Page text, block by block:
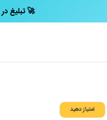
← تبلیغ در پت‌ لینک = دیده شدن در لینک‌های اول گوگل 🚀
امتیاز دهید